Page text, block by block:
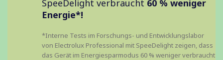
SpeeDelight verbraucht 60 % weniger
Energie*!
*Interne Tests im Forschungs- und Entwicklungslabor
von Electrolux Professional mit SpeeDelight zeigen, dass
das Gerät im Energiesparmodus 60 % weniger verbraucht